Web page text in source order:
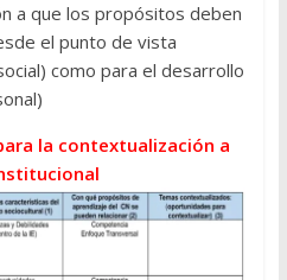
a que los propósitos deben
el punto de vista
como para el desarrollo
la contextualización a